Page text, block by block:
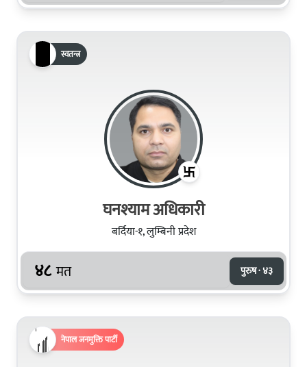
स्वतन्त्र
घनश्याम अधिकारी
बर्दिया-१, लुम्बिनी प्रदेश
४८ मत पुरुष · ४३
नेपाल जनमुक्ति पार्टी